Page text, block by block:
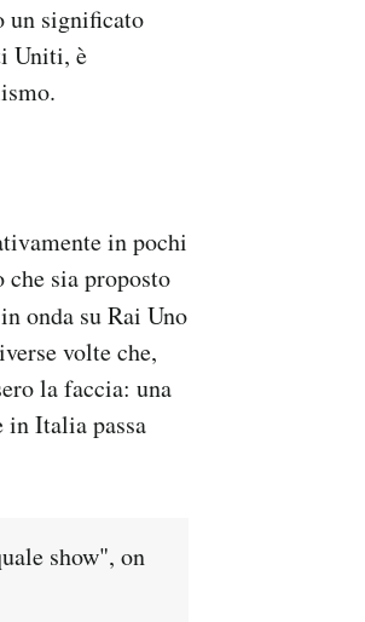
un significato
Uniti, è
in pochi
sia proposto
onda su Rai Uno
volte che,
la faccia: una
in Italia passa
show", on